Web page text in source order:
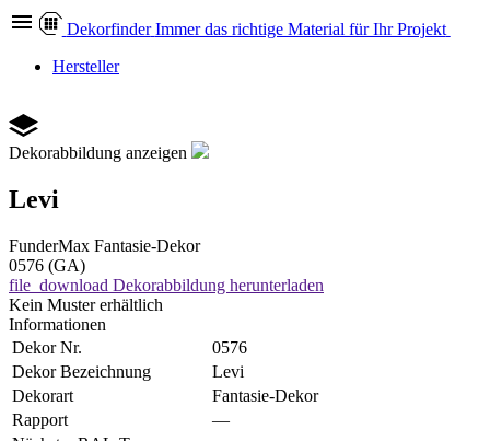
Dekorfinder Immer das richtige Material für Ihr Projekt
Hersteller
Dekorabbildung anzeigen
Levi
FunderMax Fantasie-Dekor
0576 (GA)
file_download Dekorabbildung herunterladen
Kein Muster erhältlich
Informationen
Dekor Nr.
0576
Dekor Bezeichnung
Levi
Dekorart
Fantasie-Dekor
Rapport
—